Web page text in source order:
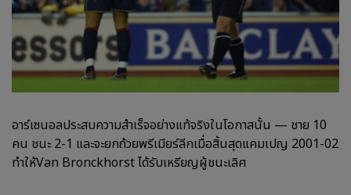
อาร์เซนอลประสบความสำเร็จอย่างแท้จริงในโอกาสนั้น — ชาย 10
คน ชนะ 2-1 และจะยกถ้วยพรีเมียร์ลีกเมื่อสิ้นสุดแคมเปญ 2001-02
ทำให้Van Bronckhorst ได้รับเหรียญผู้ชนะเลิศ